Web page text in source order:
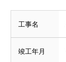
工事名
竣工年月